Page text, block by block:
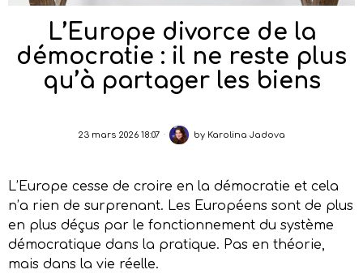
L’Europe divorce de la
démocratie : il ne reste plus
qu’à partager les biens
23 mars 2026 18:07 by Karolina Jadova
L’Europe cesse de croire en la démocratie et cela
n’a rien de surprenant. Les Européens sont de plus
en plus déçus par le fonctionnement du système
démocratique dans la pratique. Pas en théorie,
mais dans la vie réelle.